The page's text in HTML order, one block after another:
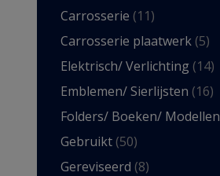
Carrosserie (11)
Carrosserie plaatwerk (5)
Elektrisch/ Verlichting (14)
Emblemen/ Sierlijsten (16)
Folders/ Boeken/ Modellen
Gebruikt (50)
Gereviseerd (8)